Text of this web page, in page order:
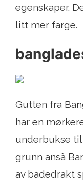
egenskaper.
litt mer farge.
Gutten fra
har en
underbukse til
grunn anså
av badedrakt